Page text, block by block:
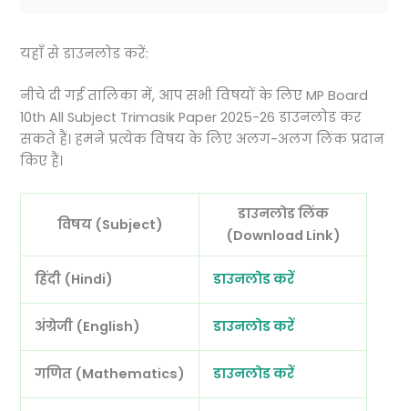
यहाँ से डाउनलोड करें:
नीचे दी गई तालिका में, आप सभी विषयों के लिए MP Board
10th All Subject Trimasik Paper 2025-26 डाउनलोड कर
सकते हैं। हमने प्रत्येक विषय के लिए अलग-अलग लिंक प्रदान
किए हैं।
विषय (Subject)
डाउनलोड लिंक
(Download Link)
हिंदी (Hindi) डाउनलोड करें
अंग्रेजी (English) डाउनलोड करें
गणित (Mathematics) डाउनलोड करें